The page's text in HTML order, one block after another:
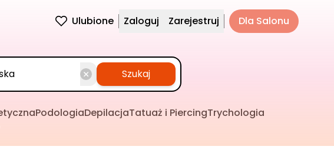
Ulubione Zaloguj Zarejestruj Dla Salonu
Szukaj
PodologiaDepilacjaTatuaż i PiercingTrychologia